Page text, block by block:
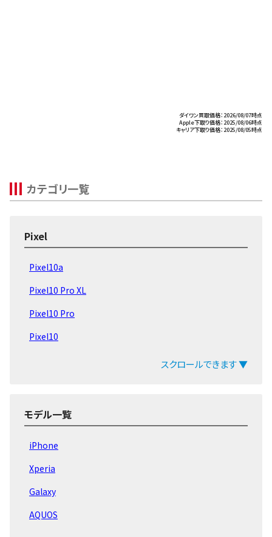
ダイワン買取価格：2026/08/07時点
Apple下取り価格：2025/08/06時点
キャリア下取り価格：2025/08/05時点
カテゴリ一覧
Pixel
Pixel10a
Pixel10 Pro XL
Pixel10 Pro
Pixel10
Pixel9 Pro XL
Pixel9
Pixel8a
Pixel Fold
Pixel8 Pro
スクロールできます ▼
モデル一覧
iPhone
Xperia
Galaxy
AQUOS